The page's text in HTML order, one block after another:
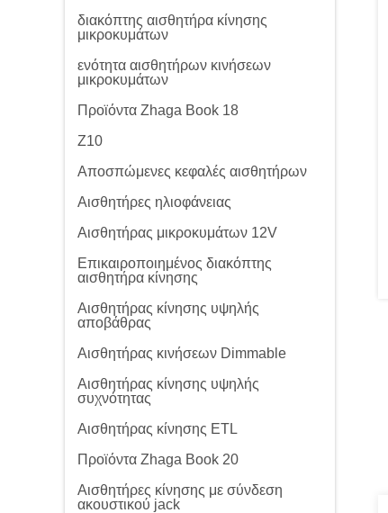
διακόπτης αισθητήρα κίνησης
μικροκυμάτων
ενότητα αισθητήρων κινήσεων
μικροκυμάτων
Προϊόντα Zhaga Book 18
Z10
Αποσπώμενες κεφαλές αισθητήρων
Αισθητήρες ηλιοφάνειας
Αισθητήρας μικροκυμάτων 12V
Επικαιροποιημένος διακόπτης
αισθητήρα κίνησης
Αισθητήρας κίνησης υψηλής
αποβάθρας
Αισθητήρας κινήσεων Dimmable
Αισθητήρας κίνησης υψηλής
συχνότητας
Αισθητήρας κίνησης ETL
Προϊόντα Zhaga Book 20
Αισθητήρες κίνησης με σύνδεση
ακουστικού jack